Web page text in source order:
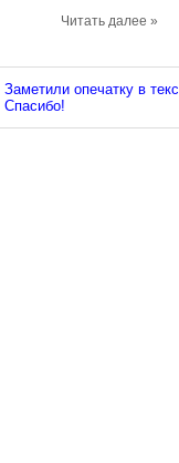
Читать далее »
Заметили опечатку в
Спасибо!